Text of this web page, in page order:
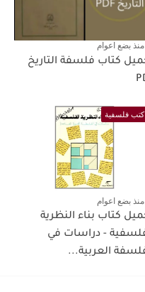
منذ بضع اعوام
كتاب فلسفة التاريخ
كتب فلسفية
منذ بضع اعوام
كتاب بناء النظرية
- دراسات في
العربية...